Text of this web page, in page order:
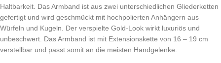
Haltbarkeit. Das Armband ist aus zwei unterschiedlichen Gliederketten
gefertigt und wird geschmückt mit hochpolierten Anhängern aus
Würfeln und Kugeln. Der verspielte Gold-Look wirkt luxuriös und
unbeschwert. Das Armband ist mit Extensionskette von 16 – 19 cm
verstellbar und passt somit an die meisten Handgelenke.